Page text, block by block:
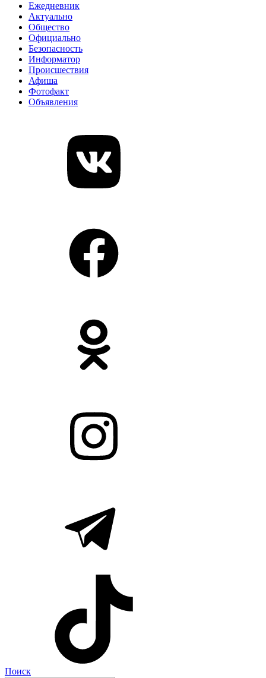
Ежедневник
Актуально
Общество
Официально
Безопасность
Информатор
Происшествия
Афиша
Фотофакт
Объявления
Поиск